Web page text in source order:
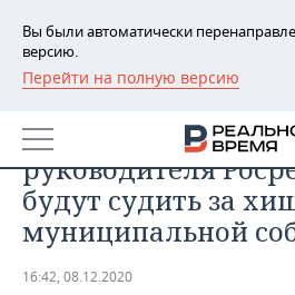
Вы были автоматически
версию.
Перейти на полную версию
РЕГИОНЫ
БАШКОРТОСТАН
ТАТАРСТАН
УДМУРТИЯ
НОВОСТИ
АНАЛИТИКА
НОВОСТИ АНАЛИТИКИ
ДЕКЛАРАЦИИ О ДОХОДАХ
ЭКОНОМИКА
НОВОСТИ ЭКОНОМИКИ
ПРОМЫШЛЕННОСТЬ
В Татарстане экс-
руководителя
будут судить за
муниципальной
16:42, 08.12.2020